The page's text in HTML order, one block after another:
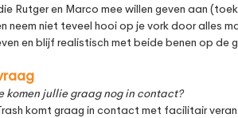
Rutger en Marco mee willen geven aan
neem niet teveel hooi op je vork door alles
en blijf realistisch met beide benen op
komen jullie graag nog in contact?
komt graag in contact met facilitair